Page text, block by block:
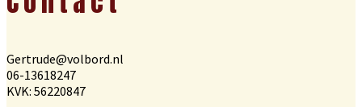
Gertrude@volbord.nl
06-13618247
KVK: 56220847